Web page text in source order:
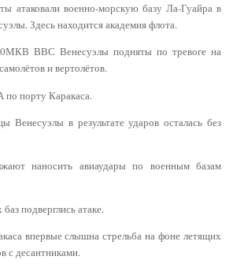
атаковали военно-морскую базу Ла-Гуайра в
Здесь находится академия флота.
ВВС Венесуэлы подняты по тревоге на
и вертолётов.
порту Каракаса.
в результате ударов осталась без
наносить авиаудары по военным базам
подверглись атаке.
впервые слышна стрельба на фоне летящих
с десантниками.